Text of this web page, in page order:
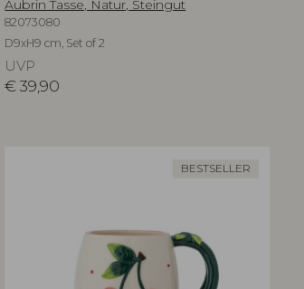
Aubrin Tasse, Natur, Steingut
82073080
D9xH9 cm, Set of 2
UVP
€ 39,90
BESTSELLER